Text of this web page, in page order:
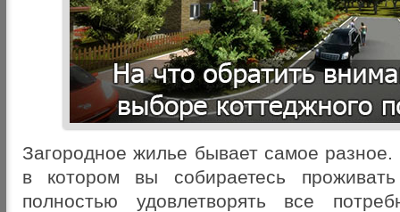
Загородное жилье бывает самое разное.
в котором вы собираетесь
полностью удовлетворять все